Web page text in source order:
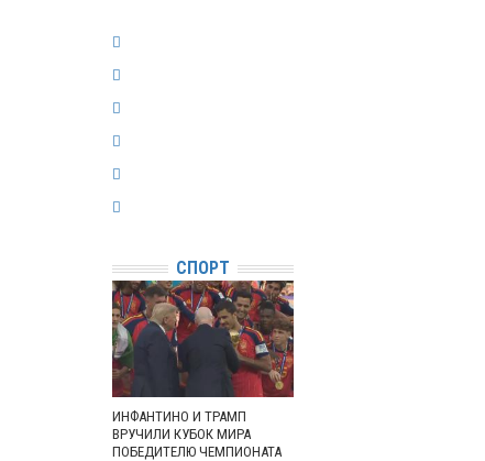
СПОРТ
ИНФАНТИНО И ТРАМП
ВРУЧИЛИ КУБОК МИРА
ПОБЕДИТЕЛЮ ЧЕМПИОНАТА